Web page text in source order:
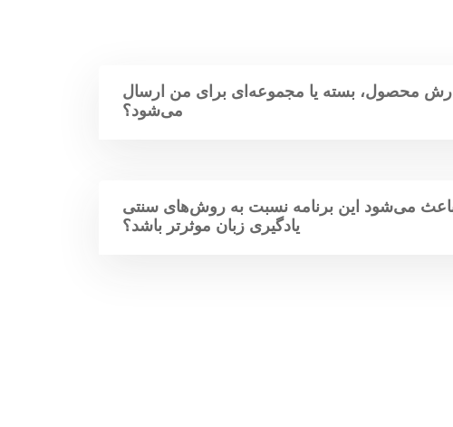
محصول، بسته یا مجموعه‌ای برای من ارسال
می‌شود؟
می‌شود این برنامه نسبت به روش‌های سنتی
یادگیری زبان موثرتر باشد؟